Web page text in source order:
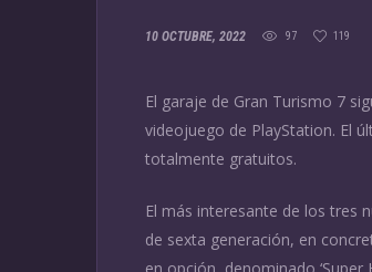
10 OCTUBRE, 2022 97 119
El garaje de Gran Turismo 7
videojuego de PlayStation. El
totalmente gratuitos.
El más interesante de los tres
de sexta generación, en